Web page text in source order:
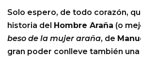
Solo espero, de todo corazón,
historia del
Hombre Araña (o
beso de la mujer araña, de
gran poder conlleve también una